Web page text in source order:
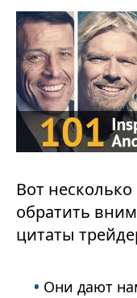
Вот
обратить
цитаты
Они дают